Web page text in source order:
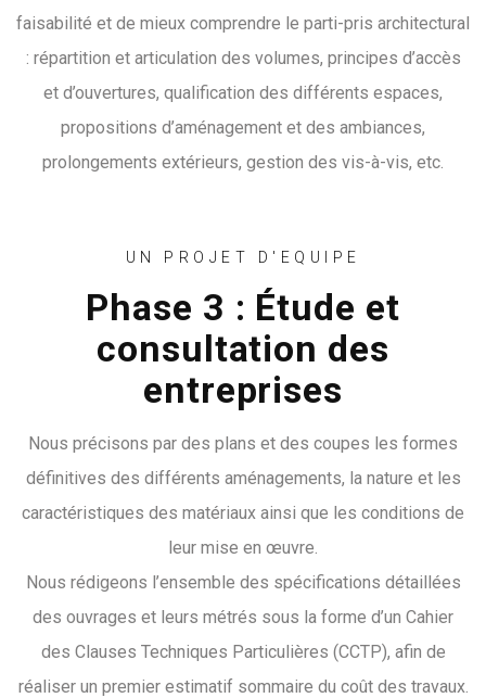
faisabilité et de mieux comprendre le parti-pris architectural
: répartition et articulation des volumes, principes d’accès
et d’ouvertures, qualification des différents espaces,
propositions d’aménagement et des ambiances,
prolongements extérieurs, gestion des vis-à-vis, etc.
UN PROJET D'EQUIPE
Phase 3 : Étude et
consultation des
entreprises
Nous précisons par des plans et des coupes les formes
définitives des différents aménagements, la nature et les
caractéristiques des matériaux ainsi que les conditions de
leur mise en œuvre.
Nous rédigeons l’ensemble des spécifications détaillées
des ouvrages et leurs métrés sous la forme d’un Cahier
des Clauses Techniques Particulières (CCTP), afin de
réaliser un premier estimatif sommaire du coût des travaux.